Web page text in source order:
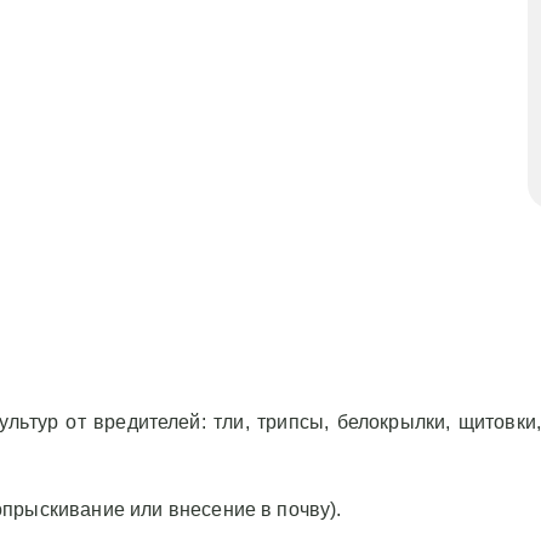
от вредителей: тли, трипсы, белокрылки, щитовки,
или внесение в почву).